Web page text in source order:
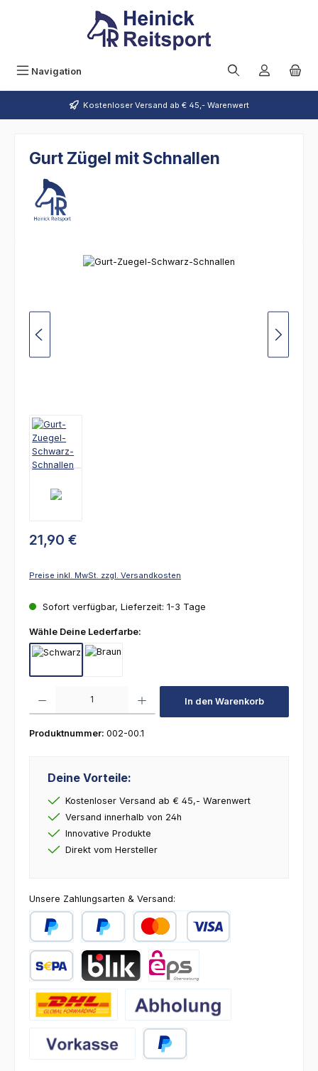
Zum Hauptinhalt springen
Navigation
Kostenloser Versand ab € 45,- Warenwert
Gurt Zügel mit Schnallen
Bildergalerie überspringen
21,90 €
Preise inkl. MwSt. zzgl. Versandkosten
Sofort verfügbar, Lieferzeit: 1-3 Tage
Wähle Deine Lederfarbe:
In den Warenkorb
Produktnummer: 002-00.1
Deine Vorteile:
Kostenloser Versand ab € 45,- Warenwert
Versand innerhalb von 24h
Innovative Produkte
Direkt vom Hersteller
Unsere Zahlungsarten & Versand:
PayPal Später BezahlenKredit- oder Debitkarte
Abholung